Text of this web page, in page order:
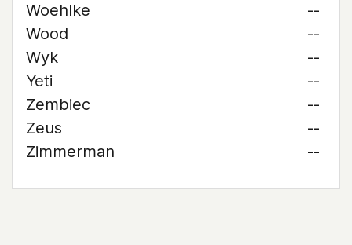
Woehlke
--
Wood
--
Wyk
--
Yeti
--
Zembiec
--
Zeus
--
Zimmerman
--